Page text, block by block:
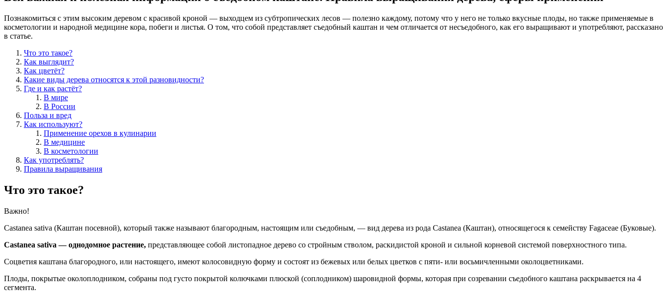
Познакомиться с этим высоким деревом с красивой кроной — выходцем из субтропических лесов — полезно каждому, потому что у него не только вкусные плоды, но также применяемые в
косметологии и народной медицине кора, побеги и листья. О том, что собой представляет съедобный каштан и чем отличается от несъедобного, как его выращивают и употребляют, рассказано
в статье.
Что это такое?
Как выглядит?
Как цветёт?
Какие виды дерева относятся к этой разновидности?
Где и как растёт?
В мире
В России
Польза и вред
Как используют?
Применение орехов в кулинарии
В медицине
В косметологии
Как употреблять?
Правила выращивания
Что это такое?
Важно!
Castanea sativa (Каштан посевной), который также называют благородным, настоящим или съедобным, — вид дерева из рода Castanea (Каштан), относящегося к семейству Fagaceae (Буковые).
Castanea sativa — однодомное растение, представляющее собой листопадное дерево со стройным стволом, раскидистой кроной и сильной корневой системой поверхностного типа.
Соцветия каштана благородного, или настоящего, имеют колосовидную форму и состоят из бежевых или белых цветков с пяти- или восьмичленными околоцветниками.
Плоды, покрытые околоплодником, собраны под густо покрытой колючками плюской (соплодником) шаровидной формы, которая при созревании съедобного каштана раскрывается на 4
сегмента.